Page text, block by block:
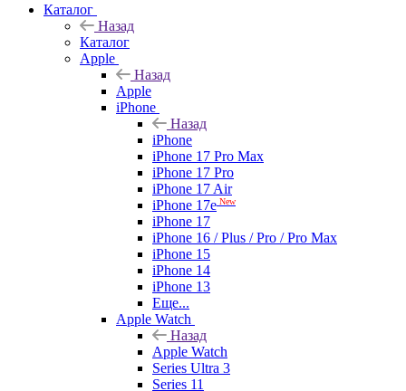
Каталог
Назад
Каталог
Apple
Назад
Apple
iPhone
Назад
iPhone
iPhone 17 Pro Max
iPhone 17 Pro
iPhone 17 Air
iPhone 17e New
iPhone 17
iPhone 16 / Plus / Pro / Pro Max
iPhone 15
iPhone 14
iPhone 13
Еще...
Apple Watch
Назад
Apple Watch
Series Ultra 3
Series 11